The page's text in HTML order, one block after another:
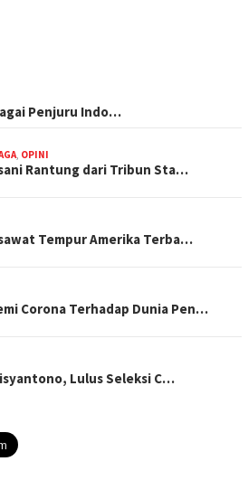
Penjuru Indo…
, OPINI
Rantung dari Tribun Sta…
Tempur Amerika Terba…
Corona Terhadap Dunia Pen…
Lulus Seleksi C…